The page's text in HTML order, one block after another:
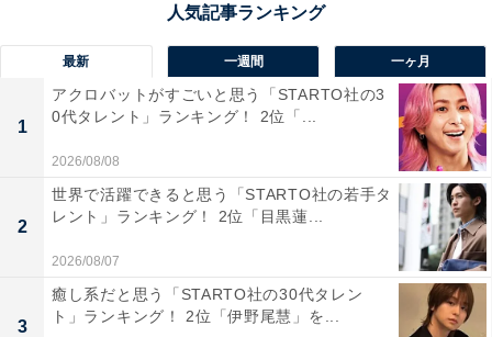
したり、グループ内外問わず場を進行するのが上手いか
最新 一週間 一ヶ月
1
アクロバットがすごいと思う「STARTO社の3
0代タレント」ランキング！ 2位「...
2026/08/08
2
世界で活躍できると思う「STARTO社の若手タ
レント」ランキング！ 2位「目黒蓮...
2026/08/07
3
癒し系だと思う「STARTO社の30代タレン
ト」ランキング！ 2位「伊野尾慧」を...